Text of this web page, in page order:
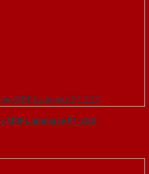
MDF Laminate P1-SGD